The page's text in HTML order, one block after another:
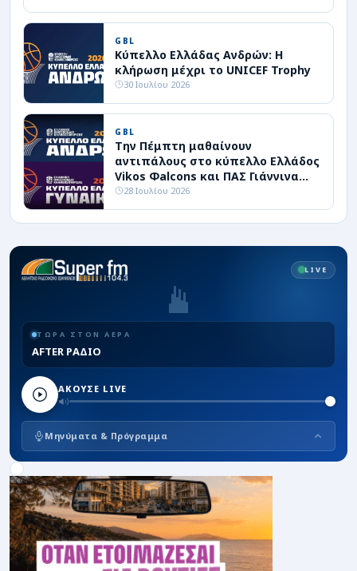
GBL
Κύπελλο Ελλάδας Ανδρών: Η
κλήρωση μέχρι το UNICEF Trophy
30 Ιουλίου 2026
GBL
Την Πέμπτη μαθαίνουν
αντιπάλους στο κύπελλο Ελλάδος
Vikos Φalcons και ΠΑΣ Γιάννινα
WBC
28 Ιουλίου 2026
LIVE
ΤΩΡΑ ΣΤΟΝ ΑΕΡΑ
AFTER ΡΑΔΙΟ
ΑΚΟΥΣΕ LIVE
Μηνύματα & Πρόγραμμα